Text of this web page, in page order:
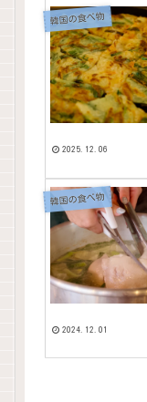
韓国の食べ物
2025.12.06
韓国の食べ物
2024.12.01